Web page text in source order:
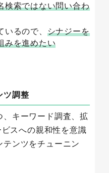
検索ではない問い合わ
るので、 シナジーを
みを進めたい
ツ調整
、キーワード調査、拡
スへの親和性を意識
テンツをチューニン